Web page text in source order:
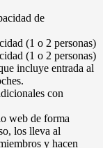
de
(1 o 2 personas)
(1 o 2 personas)
incluye entrada al
con
web de forma
los lleva al
y hacen